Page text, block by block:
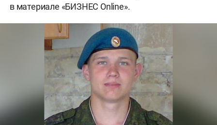
в материале «БИЗНЕС Online».